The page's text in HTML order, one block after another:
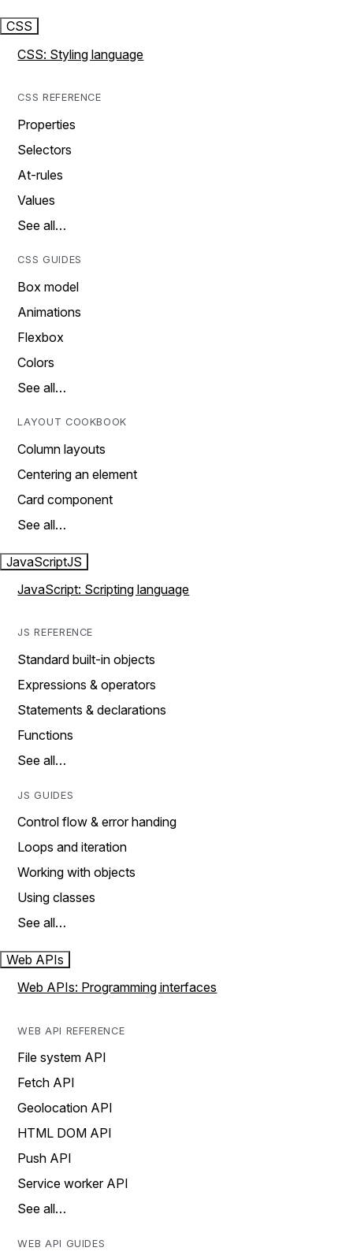
CSS
CSS: Styling language
CSS REFERENCE
Properties
Selectors
At-rules
Values
See all…
CSS GUIDES
Box model
Animations
Flexbox
Colors
See all…
LAYOUT COOKBOOK
Column layouts
Centering an element
Card component
See all…
JavaScriptJS
JavaScript: Scripting language
JS REFERENCE
Standard built-in objects
Expressions & operators
Statements & declarations
Functions
See all…
JS GUIDES
Control flow & error handing
Loops and iteration
Working with objects
Using classes
See all…
Web APIs
Web APIs: Programming interfaces
WEB API REFERENCE
File system API
Fetch API
Geolocation API
HTML DOM API
Push API
Service worker API
See all…
WEB API GUIDES